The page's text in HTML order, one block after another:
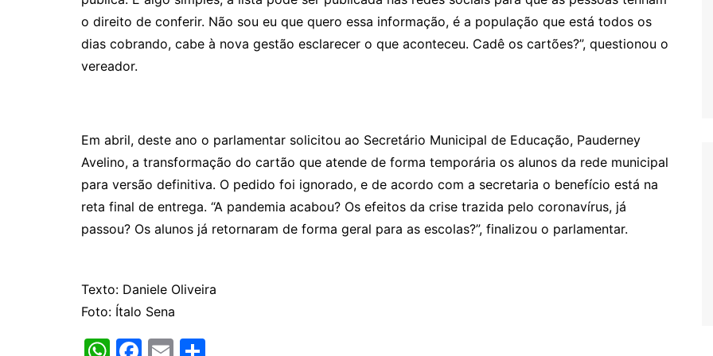
o direito de conferir. Não sou eu que quero essa informação, é a população que está todos os
dias cobrando, cabe à nova gestão esclarecer o que aconteceu. Cadê os cartões?”, questionou o
vereador.
Em abril, deste ano o parlamentar solicitou ao Secretário Municipal de Educação, Pauderney
Avelino, a transformação do cartão que atende de forma temporária os alunos da rede municipal
para versão definitiva. O pedido foi ignorado, e de acordo com a secretaria o benefício está na
reta final de entrega. “A pandemia acabou? Os efeitos da crise trazida pelo coronavírus, já
passou? Os alunos já retornaram de forma geral para as escolas?”, finalizou o parlamentar.
Texto: Daniele Oliveira
Foto: Ítalo Sena